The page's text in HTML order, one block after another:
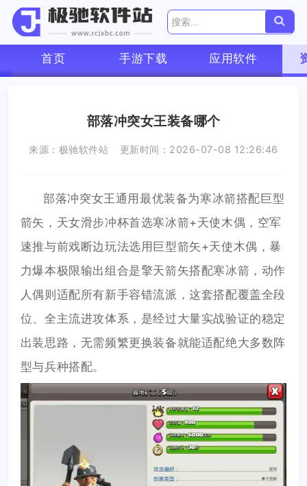
首页 手游下载 应用软件
部落冲突女王装备哪个
来源：极驰软件站 更新时间：2026-07-08 12:26:46
部落冲突女王通用最优装备为寒冰箭搭配巨型
箭矢，天女滑步冲杯首选寒冰箭+天使木偶，空军
速推与前戏断边玩法选用巨型箭矢+天使木偶，暴
力爆本极限输出组合是擎天箭矢搭配寒冰箭，动作
人偶则适配所有新手容错流派，这套搭配覆盖全段
位、全主流进攻体系，是经过大量实战验证的稳定
出装思路，无需频繁更换装备就能适配绝大多数阵
型与兵种搭配。